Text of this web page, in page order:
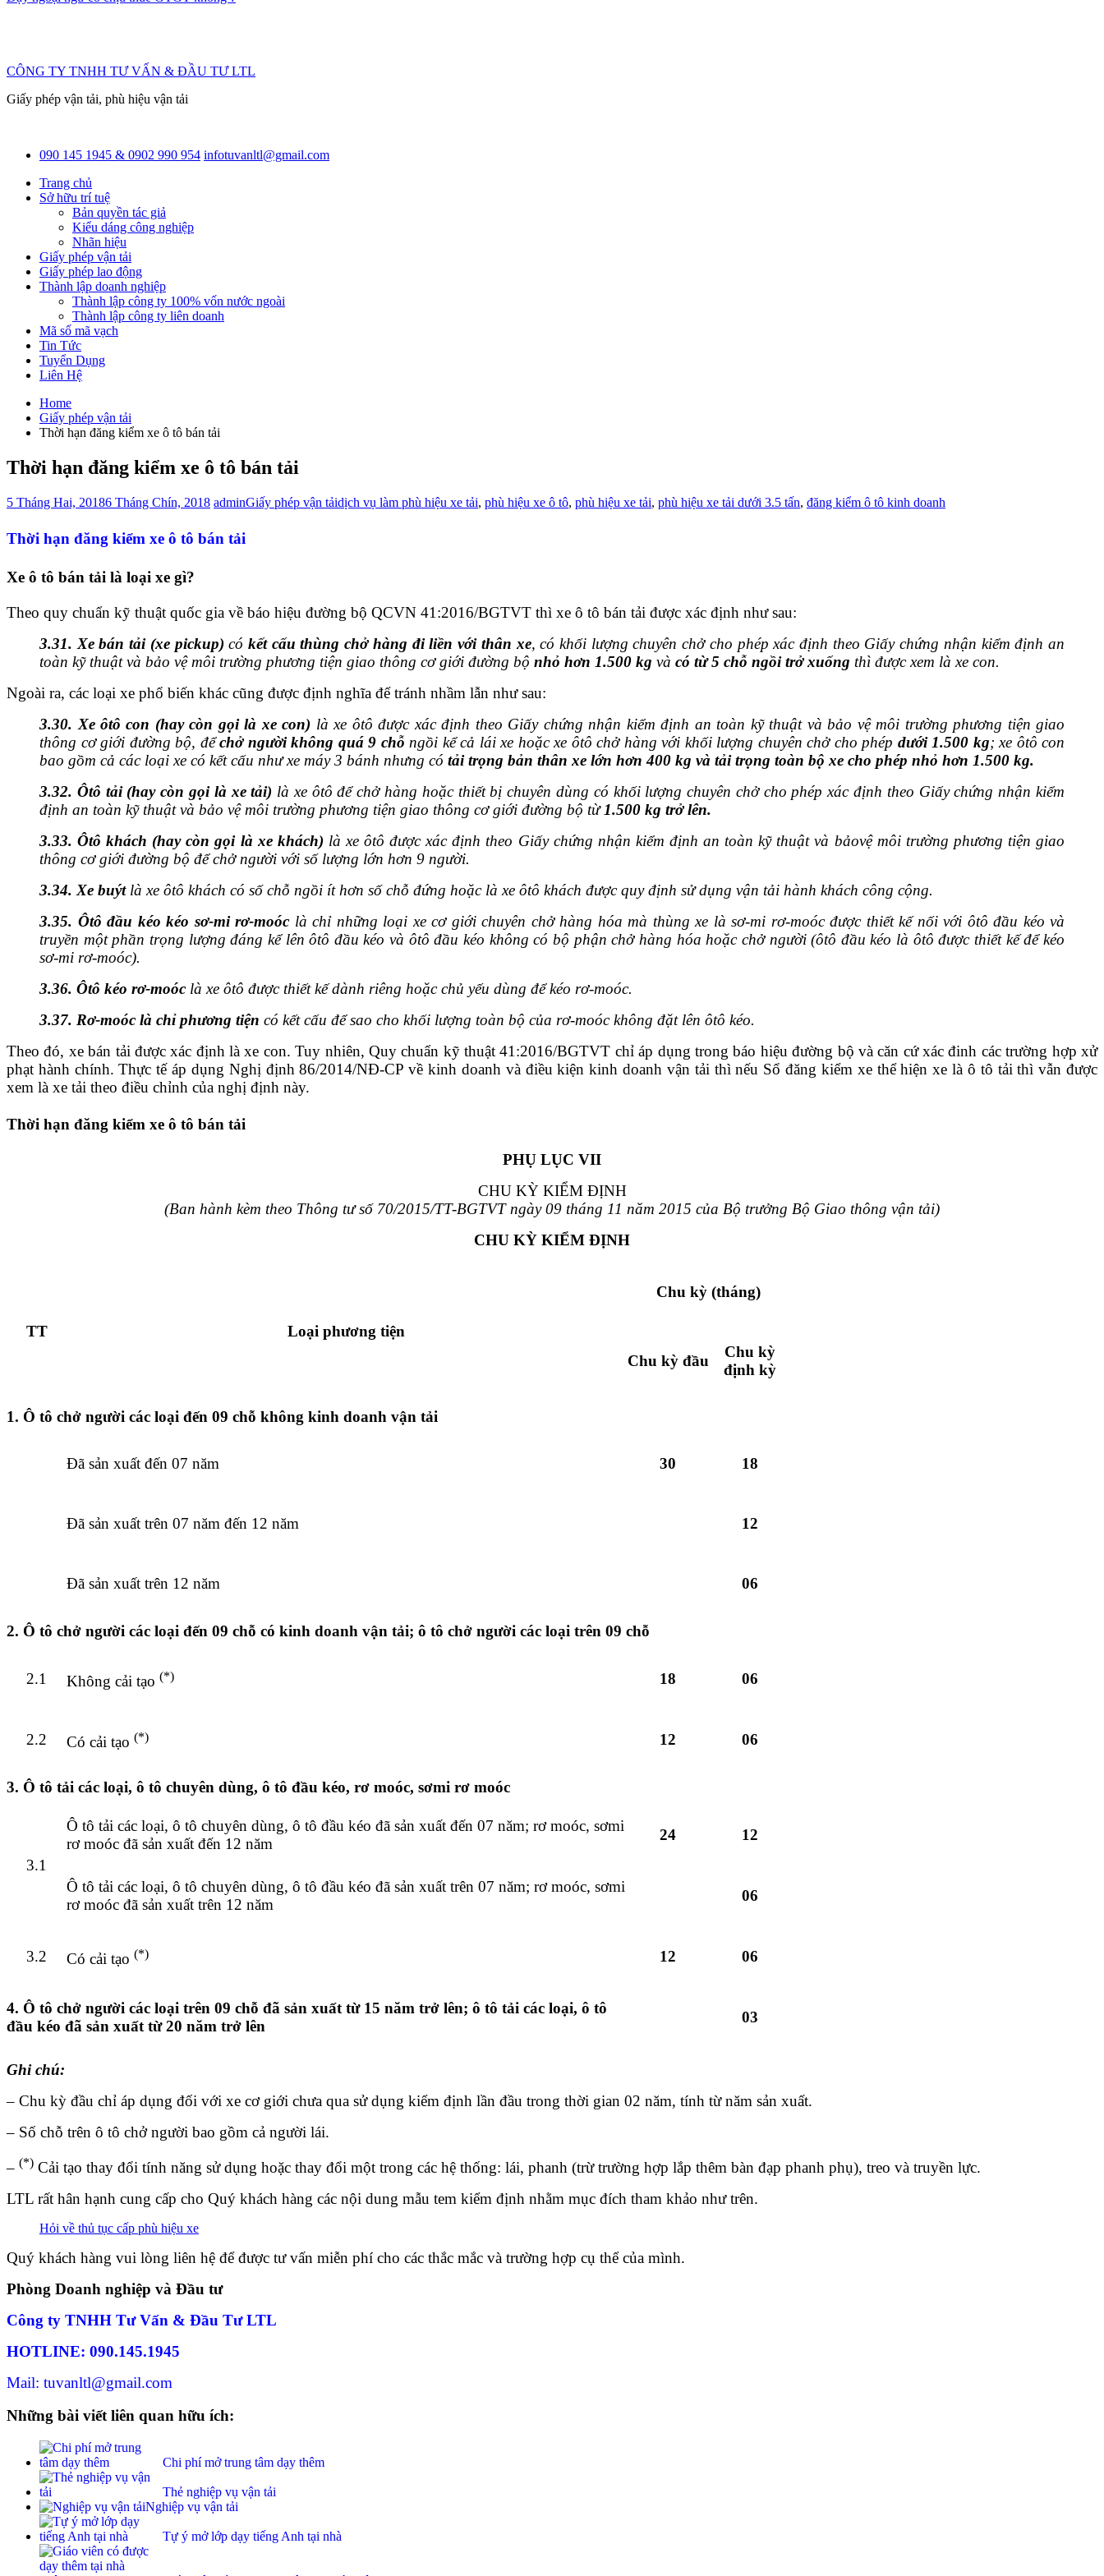
CÔNG TY TNHH TƯ VẤN & ĐẦU TƯ LTL
Giấy phép vận tải, phù hiệu vận tải
090 145 1945 & 0902 990 954 infotuvanltl@gmail.com
Trang chủ
Sở hữu trí tuệ
Bản quyền tác giả
Kiểu dáng công nghiệp
Nhãn hiệu
Giấy phép vận tải
Giấy phép lao động
Thành lập doanh nghiệp
Thành lập công ty 100% vốn nước ngoài
Thành lập công ty liên doanh
Mã số mã vạch
Tin Tức
Tuyển Dụng
Liên Hệ
Home
Giấy phép vận tải
Thời hạn đăng kiểm xe ô tô bán tải
Thời hạn đăng kiểm xe ô tô bán tải
5 Tháng Hai, 20186 Tháng Chín, 2018 adminGiấy phép vận tảidịch vụ làm phù hiệu xe tải, phù hiệu xe ô tô, phù hiệu xe tải, phù hiệu xe tải dưới 3.5 tấn, đăng kiểm ô tô kinh doanh
Thời hạn đăng kiểm xe ô tô bán tải
Xe ô tô bán tải là loại xe gì?
Theo quy chuẩn kỹ thuật quốc gia về báo hiệu đường bộ QCVN 41:2016/BGTVT thì xe ô tô bán tải được xác định như sau:
3.31. Xe bán tải (xe pickup) cókết cấu thùng chở hàng đi liền với thân xe, có khối lượng chuyên chở cho phép xác định theo Giấy chứng nhận kiểm định an
toàn kỹ thuật và bảo vệ môi trường phương tiện giao thông cơ giới đường bộ nhỏ hơn 1.500 kg và có từ 5 chỗ ngồi trở xuống thì được xem là xe con.
Ngoài ra, các loại xe phổ biến khác cũng được định nghĩa để tránh nhầm lẫn như sau:
3.30. Xe ôtô con (hay còn gọi là xe con) là xe ôtô được xác định theo Giấy chứng nhận kiểm định an toàn kỹ thuật và bảo vệ môi trường phương tiện giao
thông cơ giới đường bộ, đểchở người không quá 9 chỗ ngồi kể cả lái xe hoặc xe ôtô chở hàng với khối lượng chuyên chở cho phép dưới 1.500 kg; xe ôtô con
bao gồm cả các loại xe có kết cấu như xe máy 3 bánh nhưng có tải trọng bản thân xe lớn hơn 400 kg và tải trọng toàn bộ xe cho phép nhỏ hơn 1.500 kg.
3.32. Ôtô tải (hay còn gọi là xe tải) là xe ôtô để chở hàng hoặc thiết bị chuyên dùng có khối lượng chuyên chở cho phép xác định theo Giấy chứng nhận kiểm
định an toàn kỹ thuật và bảo vệ môi trường phương tiện giao thông cơ giới đường bộ từ 1.500 kg trở lên.
3.33. Ôtô khách (hay còn gọi là xe khách) là xe ôtô được xác định theo Giấy chứng nhận kiểm định an toàn kỹ thuật và bảovệ môi trường phương tiện giao
thông cơ giới đường bộ để chở người với số lượng lớn hơn 9 người.
3.34. Xe buýtlà xe ôtô khách có số chỗ ngồi ít hơn số chỗ đứng hoặc là xe ôtô khách được quy định sử dụng vận tải hành khách công cộng.
3.35. Ôtô đầu kéo kéo sơ-mi rơ-moóc là chỉ những loại xe cơ giới chuyên chở hàng hóa mà thùng xe là sơ-mi rơ-moóc được thiết kế nối với ôtô đầu kéo và
truyền một phần trọng lượng đáng kể lên ôtô đầu kéo và ôtô đầu kéo không có bộ phận chở hàng hóa hoặc chở người (ôtô đầu kéo là ôtô được thiết kế để kéo
sơ-mi rơ-moóc).
3.36. Ôtô kéo rơ-moóc là xe ôtô được thiết kế dành riêng hoặc chủ yếu dùng để kéo rơ-moóc.
3.37. Rơ-moóc là chỉ phương tiện có kết cấu để sao cho khối lượng toàn bộ của rơ-moóc không đặt lên ôtô kéo.
Theo đó, xe bán tải được xác định là xe con. Tuy nhiên, Quy chuẩn kỹ thuật 41:2016/BGTVT chỉ áp dụng trong báo hiệu đường bộ và căn cứ xác đinh các trường hợp xử
phạt hành chính. Thực tế áp dụng Nghị định 86/2014/NĐ-CP về kinh doanh và điều kiện kinh doanh vận tải thì nếu Sổ đăng kiểm xe thể hiện xe là ô tô tải thì vẫn được
xem là xe tải theo điều chỉnh của nghị định này.
Thời hạn đăng kiểm xe ô tô bán tải
PHỤ LỤC VII
CHU KỲ KIỂM ĐỊNH
(Ban hành kèm theo Thông tư số 70/2015/TT-BGTVT ngày 09 tháng 11 năm 2015 của Bộ trưởng Bộ Giao thông vận tải)
CHU KỲ KIỂM ĐỊNH
TT Loại phương tiện
Chu kỳ (tháng)
Chu kỳ đầu
Chu kỳ
định kỳ
1. Ô tô chở người các loại đến 09 chỗ không kinh doanh vận tải
Đã sản xuất đến 07 năm 30 18
Đã sản xuất trên 07 năm đến 12 năm 12
Đã sản xuất trên 12 năm 06
2. Ô tô chở người các loại đến 09 chỗ có kinh doanh vận tải; ô tô chở người các loại trên 09 chỗ
2.1 Không cải tạo (*) 18 06
2.2 Có cải tạo (*) 12 06
3. Ô tô tải các loại, ô tô chuyên dùng, ô tô đầu kéo, rơ moóc, sơmi rơ moóc
3.1
Ô tô tải các loại, ô tô chuyên dùng, ô tô đầu kéo đã sản xuất đến 07 năm; rơ moóc, sơmi
rơ moóc đã sản xuất đến 12 năm
24 12
Ô tô tải các loại, ô tô chuyên dùng, ô tô đầu kéo đã sản xuất trên 07 năm; rơ moóc, sơmi
rơ moóc đã sản xuất trên 12 năm
06
3.2 Có cải tạo (*) 12 06
4. Ô tô chở người các loại trên 09 chỗ đã sản xuất từ 15 năm trở lên; ô tô tải các loại, ô tô
đầu kéo đã sản xuất từ 20 năm trở lên
03
Ghi chú:
– Chu kỳ đầu chỉ áp dụng đối với xe cơ giới chưa qua sử dụng kiểm định lần đầu trong thời gian 02 năm, tính từ năm sản xuất.
– Số chỗ trên ô tô chở người bao gồm cả người lái.
– (*) Cải tạo thay đổi tính năng sử dụng hoặc thay đổi một trong các hệ thống: lái, phanh (trừ trường hợp lắp thêm bàn đạp phanh phụ), treo và truyền lực.
LTL rất hân hạnh cung cấp cho Quý khách hàng các nội dung mẫu tem kiểm định nhằm mục đích tham khảo như trên.
Hỏi về thủ tục cấp phù hiệu xe
Quý khách hàng vui lòng liên hệ để được tư vấn miễn phí cho các thắc mắc và trường hợp cụ thể của mình.
Phòng Doanh nghiệp và Đầu tư
Công ty TNHH Tư Vấn & Đầu Tư LTL
HOTLINE: 090.145.1945
Mail: tuvanltl@gmail.com
Những bài viết liên quan hữu ích:
Chi phí mở trung tâm dạy thêm
Thẻ nghiệp vụ vận tải
Nghiệp vụ vận tải
Tự ý mở lớp dạy tiếng Anh tại nhà